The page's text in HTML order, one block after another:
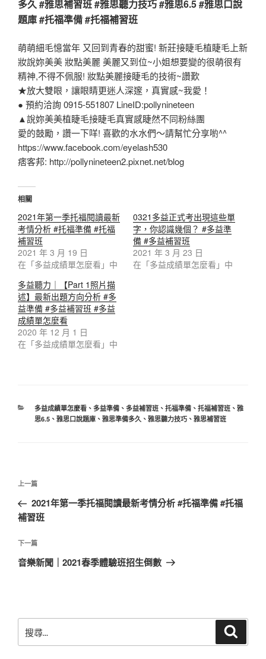
多久 #雅思補習班 #雅思聽力技巧 #雅思6.5 #雅思口說
題庫 #托福準備 #托福補習班
萌萌細毛憶當年 又回到青春的甜蜜! 新莊接睫毛植睫毛上新
妝說妳美美 妝點美麗 美麗又到位~小姐想要變的很萌很有
精神,不得不佩服! 妝點美麗接睫毛的技術~讚歎
★放大雙眼，讓眼睛更迷人深邃，真實感~我愛！
● 預約洽詢 0915-551807 LineID:pollynineteen
▲說妳美美植睫毛接睫毛真實感睫然不同粉絲團
愛的鼓勵，讚一下咩! 喜歡的水水們～請幫忙分享喲^^
https://www.facebook.com/eyelash530
痞客邦: http://pollynineteen2.pixnet.net/blog
相關
2021年第一季托福閱讀最新
考情分析 #托福準備 #托福
補習班
2021 年 3 月 19 日
在「多益成績單怎麼看」中
0321多益正式考出現這些單
字，你認識幾個？ #多益準
備 #多益補習班
2021 年 3 月 23 日
在「多益成績單怎麼看」中
多益聽力｜【Part 1照片描
述】最新出題方向分析 #多
益準備 #多益補習班 #多益
成績單怎麼看
2020 年 12 月 1 日
在「多益成績單怎麼看」中
分
類
多益成績單怎麼看、 多益準備、 多益補習班、 托福準備、 托福補習班、 雅
思6.5、 雅思口說題庫、 雅思準備多久、 雅思聽力技巧、 雅思補習班
文
導
覽
上
一
篇
章
上一篇
2021年第一季托福閱讀最新考情分析 #托福準備 #托福
補習班
下
一
下一篇
音樂新聞｜2021春季體驗班招生倒數
尋